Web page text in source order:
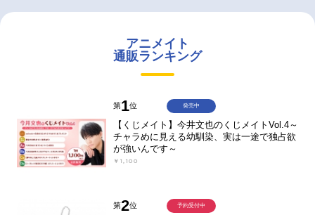
アニメイト
通販ランキング
第1位
【くじメイト】今井文也のくじメイトVol.4～
チャラめに見える幼馴染、実は一途で独占欲
が強いんです～
￥1,100
発売中
第2位 予約受付中